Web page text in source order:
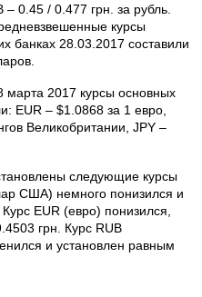
0.45 / 0.477 грн. за рубль.
курсы
банках 28.03.2017 составили
2017 курсы основных
EUR – $1.0868 за 1 евро,
Великобритании, JPY –
следующие курсы
США) немного понизился и
EUR (евро) понизился,
грн. Курс RUB
и установлен равным